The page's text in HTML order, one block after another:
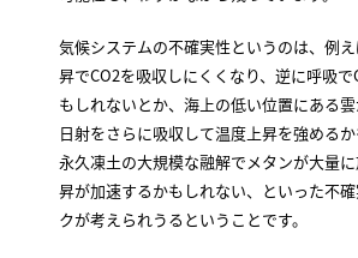
気候システムの不確実性というのは、例
昇でCO2を吸収しにくくなり、逆に呼吸
もしれないとか、海上の低い位置にある
日射をさらに吸収して温度上昇を強めるか
永久凍土の大規模な融解でメタンが大量
昇が加速するかもしれない、といった不
クが考えられうるということです。